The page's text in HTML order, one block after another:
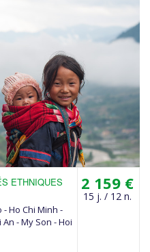
2 159 €
15 j. / 12 n.
ETHNIQUES
- Ho Chi Minh -
- My Son - Hoi